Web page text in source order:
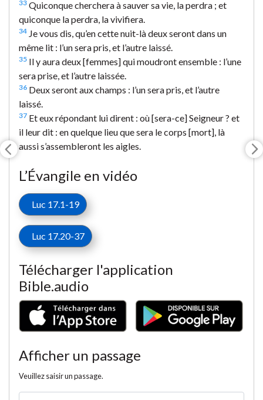
33 Quiconque cherchera à sauver sa vie, la perdra ; et
quiconque la perdra, la vivifiera.
34 Je vous dis, qu’en cette nuit-là deux seront dans un
même lit : l’un sera pris, et l’autre laissé.
35 Il y aura deux [femmes] qui moudront ensemble : l’une
sera prise, et l’autre laissée.
36 Deux seront aux champs : l’un sera pris, et l’autre
laissé.
37 Et eux répondant lui dirent : où [sera-ce] Seigneur ? et
il leur dit : en quelque lieu que sera le corps [mort], là
aussi s’assembleront les aigles.
L’Évangile en vidéo
Luc 17.1-19
Luc 17.20-37
Télécharger l'application
Bible.audio
Afficher un passage
Veuillez saisir un passage.